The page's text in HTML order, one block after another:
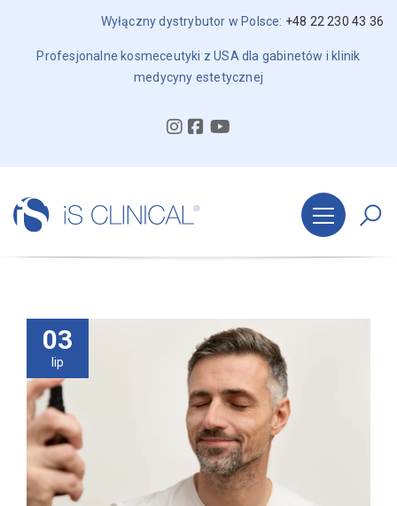
Wyłączny dystrybutor w Polsce: +48 22 230 43 36
Profesjonalne kosmeceutyki z USA dla gabinetów i klinik
medycyny estetycznej
03
lip